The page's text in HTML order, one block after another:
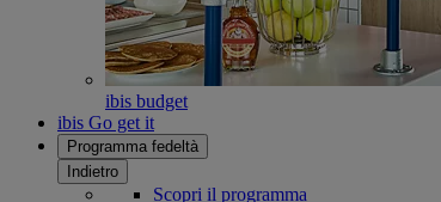
ibis budget
ibis Go get it
Programma fedeltà
Indietro
Scopri il programma